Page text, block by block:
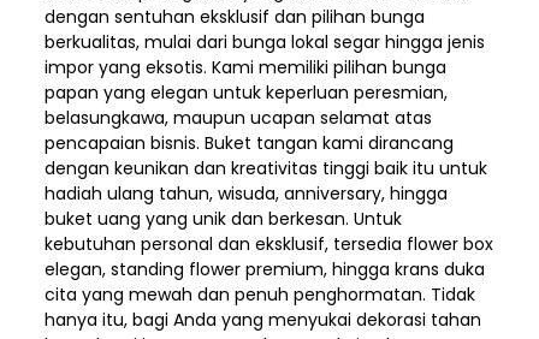
dengan sentuhan eksklusif dan pilihan bunga
berkualitas, mulai dari bunga lokal segar hingga jenis
impor yang eksotis. Kami memiliki pilihan bunga
papan yang elegan untuk keperluan peresmian,
belasungkawa, maupun ucapan selamat atas
pencapaian bisnis. Buket tangan kami dirancang
dengan keunikan dan kreativitas tinggi baik itu untuk
hadiah ulang tahun, wisuda, anniversary, hingga
buket uang yang unik dan berkesan. Untuk
kebutuhan personal dan eksklusif, tersedia flower box
elegan, standing flower premium, hingga krans duka
cita yang mewah dan penuh penghormatan. Tidak
hanya itu, bagi Anda yang menyukai dekorasi tahan